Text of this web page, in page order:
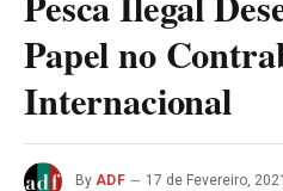
Papel no
Internacional
By ADF 17 de Fevereiro, 2021